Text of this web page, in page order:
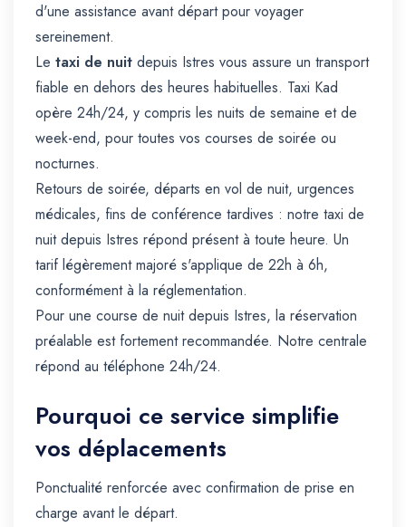
d'une assistance avant départ pour voyager
sereinement.
Le taxi de nuit depuis Istres vous assure un transport
fiable en dehors des heures habituelles. Taxi Kad
opère 24h/24, y compris les nuits de semaine et de
week-end, pour toutes vos courses de soirée ou
nocturnes.
Retours de soirée, départs en vol de nuit, urgences
médicales, fins de conférence tardives : notre taxi de
nuit depuis Istres répond présent à toute heure. Un
tarif légèrement majoré s'applique de 22h à 6h,
conformément à la réglementation.
Pour une course de nuit depuis Istres, la réservation
préalable est fortement recommandée. Notre centrale
répond au téléphone 24h/24.
Pourquoi ce service simplifie
vos déplacements
Ponctualité renforcée avec confirmation de prise en
charge avant le départ.